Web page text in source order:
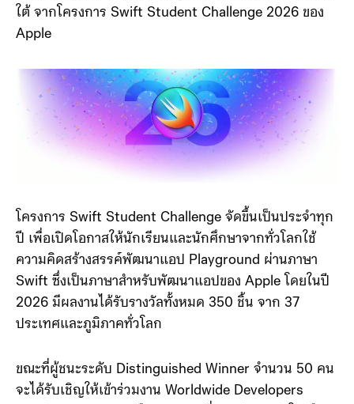
เด็กไทยสามารถสร้างชื่อคว้า 1 ใน 5 ผู้ชนะรางวัล
Distinguished Winner ของภูมิภาคเอเชียตะวันออกเฉียง
Apple
โครงการ Swift Student Challenge จัดขึ้นเป็นประจำทุก
ปี เพื่อเปิดโอกาสให้นักเรียนและนักศึกษาจากทั่วโลกใช้
ความคิดสร้างสรรค์พัฒนาแอป Playground ผ่านภาษา
Swift ซึ่งเป็นภาษาสำหรับพัฒนาแอปของ Apple โดยในปี
ประเทศและภูมิภาคทั่วโลก